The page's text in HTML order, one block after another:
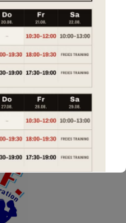
nach
In diesem
Faust- und
und natürlich
.